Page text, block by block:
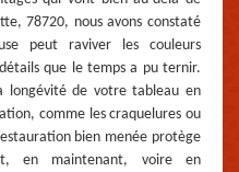
78720, nous avons constaté
peut raviver les couleurs
que le temps a pu ternir.
longévité de votre tableau en
comme les craquelures ou
bien menée protège
en maintenant, voire en